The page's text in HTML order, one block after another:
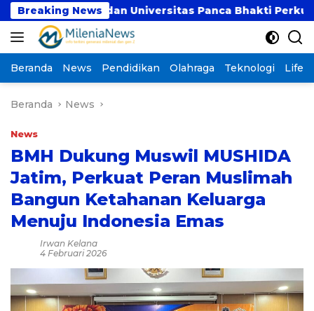
Langsung
ke
konten
Breaking News
UBSI dan Universitas Panca Bhakti Perkuat
Beranda News Pendidikan Olahraga Teknologi
Beranda News
News
BMH Dukung Muswil MUSHIDA
Jatim, Perkuat Peran Muslimah
Bangun Ketahanan Keluarga
Menuju Indonesia Emas
Irwan Kelana
4 Februari 2026